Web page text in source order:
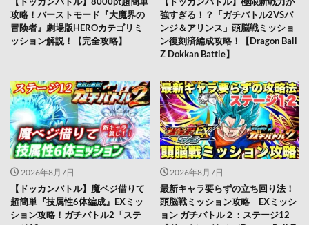
攻略！バーストモード『大魔界の
冒険者』劇場版HEROカテゴリミ
ッション解説！【完全攻略】
強すぎる！？「ガチバトル2VSパ
ンジ＆アリンス」頭脳戦ミッショ
ン復刻済編成攻略！【Dragon Ball
Z Dokkan Battle】
2026年8月7日
【ドッカンバトル】魔ベジ借りて
超簡単『技属性6体編成』EXミッ
ション攻略！ガチバトル2「ステ
2026年8月7日
最新キャラ要らずの立ち回り法！
頭脳戦ミッション攻略 EXミッシ
ョン ガチバトル２：ステージ12